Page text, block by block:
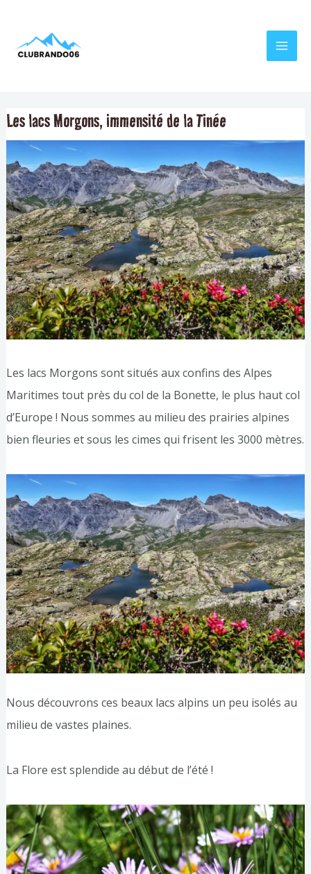
contenu
Les lacs Morgons, immensité de la Tinée
Les lacs Morgons sont situés aux confins des Alpes
Maritimes tout près du col de la Bonette, le plus haut col
d’Europe ! Nous sommes au milieu des prairies alpines
bien fleuries et sous les cimes qui frisent les 3000 mètres.
Nous découvrons ces beaux lacs alpins un peu isolés au
milieu de vastes plaines.
La Flore est splendide au début de l’été !
de
l’article